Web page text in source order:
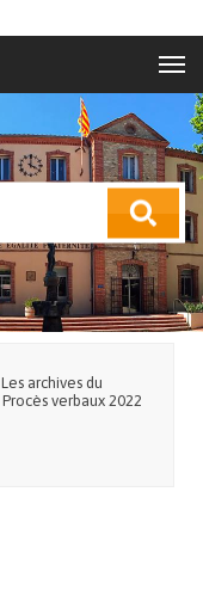
Les archives du
Procès verbaux 2022